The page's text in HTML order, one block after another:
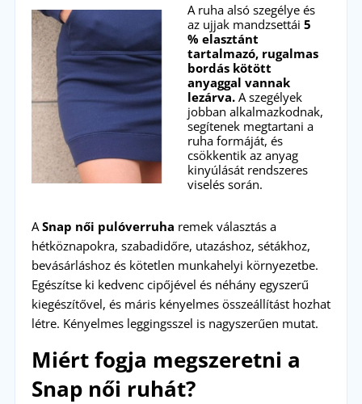
A ruha alsó szegélye és
az ujjak mandzsettái 5
% elasztánt
tartalmazó, rugalmas
bordás kötött
anyaggal vannak
lezárva.A szegélyek
jobban alkalmazkodnak,
segítenek megtartani a
ruha formáját, és
csökkentik az anyag
kinyúlását rendszeres
viselés során.
A Snap női pulóverruha remek választás a
hétköznapokra, szabadidőre, utazáshoz, sétákhoz,
bevásárláshoz és kötetlen munkahelyi környezetbe.
Egészítse ki kedvenc cipőjével és néhány egyszerű
kiegészítővel, és máris kényelmes összeállítást hozhat
létre. Kényelmes leggingsszel is nagyszerűen mutat.
Miért fogja megszeretni a
Snap női ruhát?